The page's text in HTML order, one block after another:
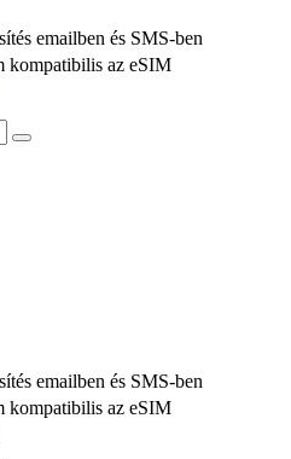
emailben és SMS-ben
kompatibilis az eSIM
emailben és SMS-ben
kompatibilis az eSIM